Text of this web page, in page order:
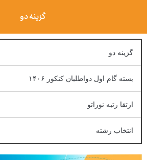
گزینه دو
گزینه دو
بسته گام اول دواطلبان کنکور ۱۴۰۶
ارتقا رتبه نوراتو
انتخاب رشته